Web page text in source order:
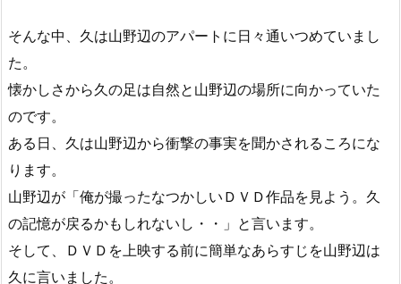
そんな中、久は山野辺のアパートに日々通いつめていまし
た。
懐かしさから久の足は自然と山野辺の場所に向かっていた
のです。
ある日、久は山野辺から衝撃の事実を聞かされるころにな
ります。
山野辺が「俺が撮ったなつかしいＤＶＤ作品を見よう。久
の記憶が戻るかもしれないし・・」と言います。
そして、ＤＶＤを上映する前に簡単なあらすじを山野辺は
久に言いました。